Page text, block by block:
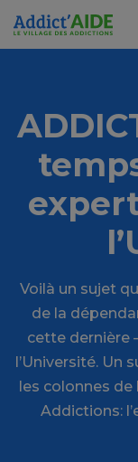
Aller au contenu
Voilà un sujet
de la
cette dernière
l’Université. Un
les colonnes de
Addictions:
Panneau de